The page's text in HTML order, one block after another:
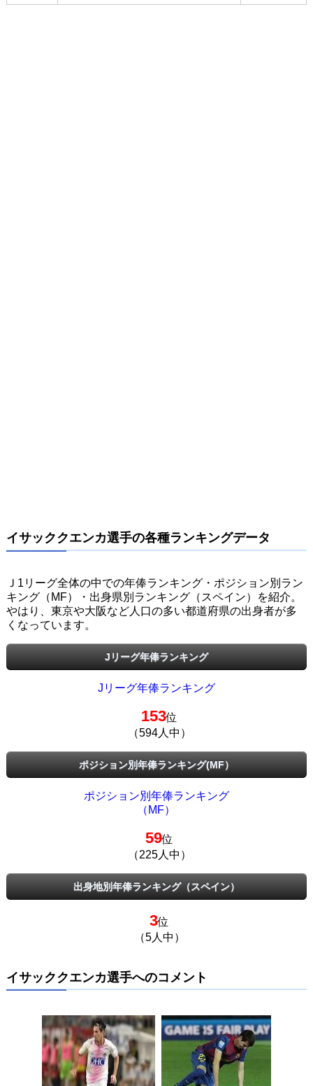
イサッククエンカ選手の各種ランキングデータ
Ｊ1リーグ全体の中での年俸ランキング・ポジション別ラン
キング（MF）・出身県別ランキング（スペイン）を紹介。
やはり、東京や大阪など人口の多い都道府県の出身者が多
くなっています。
Jリーグ年俸ランキング
Jリーグ年俸ランキング
153位
（594人中）
ポジション別年俸ランキング(MF）
ポジション別年俸ランキング
（MF）
59位
（225人中）
出身地別年俸ランキング（スペイン）
3位
（5人中）
イサッククエンカ選手へのコメント